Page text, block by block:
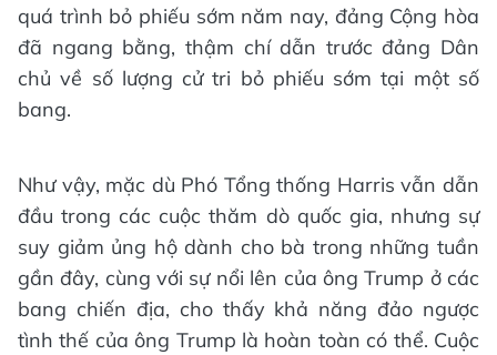
quá trình bỏ phiếu sớm năm nay, đảng Cộng hòa
đã ngang bằng, thậm chí dẫn trước đảng Dân
chủ về số lượng cử tri bỏ phiếu sớm tại một số
bang.
Như vậy, mặc dù Phó Tổng thống Harris vẫn dẫn
đầu trong các cuộc thăm dò quốc gia, nhưng sự
suy giảm ủng hộ dành cho bà trong những tuần
gần đây, cùng với sự nổi lên của ông Trump ở các
bang chiến địa, cho thấy khả năng đảo ngược
tình thế của ông Trump là hoàn toàn có thể. Cuộc